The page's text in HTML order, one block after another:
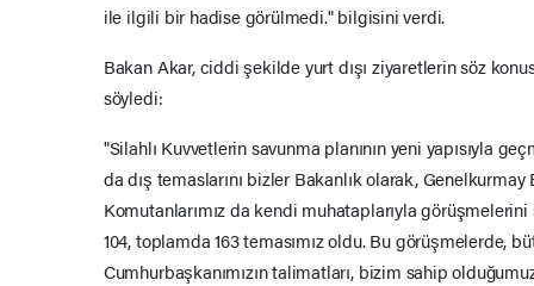
ile ilgili bir hadise görülmedi." bilgisini verdi.
Bakan Akar, ciddi şekilde yurt dışı ziyaretlerin söz
söyledi:
"Silahlı Kuvvetlerin savunma planının yeni yapısıyla
da dış temaslarını bizler Bakanlık olarak, Genelkurmay
Komutanlarımız da kendi muhataplarıyla
104, toplamda 163 temasımız oldu. Bu görüşmelerde,
Cumhurbaşkanımızın talimatları, bizim sahip